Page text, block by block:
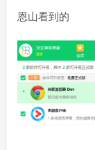
恩山看到的